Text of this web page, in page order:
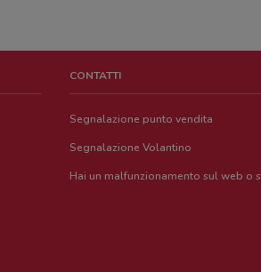
CONTATTI
Segnalazione punto vendita
Segnalazione Volantino
Hai un malfunzionamento sul web o